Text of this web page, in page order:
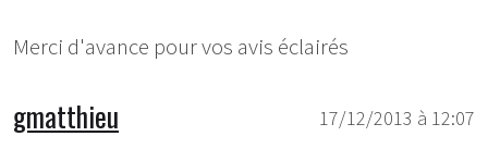
Merci d'avance pour vos avis éclairés
17/12/2013 à 12:07
gmatthieu